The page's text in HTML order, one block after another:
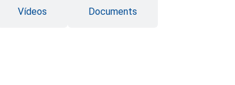
Vídeos Documents